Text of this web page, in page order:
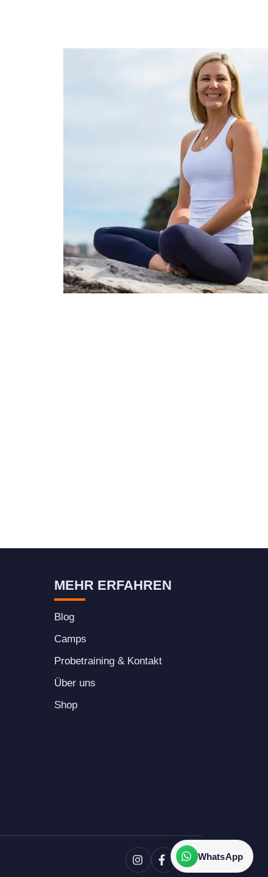
WhatsApp
MEHR ERFAHREN
Blog
Camps
Probetraining & Kontakt
Über uns
Shop
InstagramFacebookE-Mail